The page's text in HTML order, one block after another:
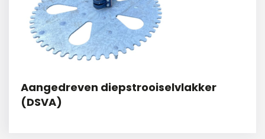
Aangedreven diepstrooiselvlakker
(DSVA)